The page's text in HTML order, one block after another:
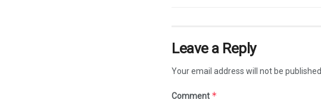
Leave a Reply
Your email address will not be published.
Comment *